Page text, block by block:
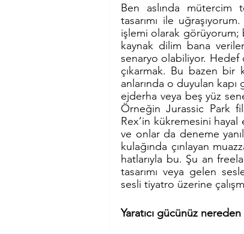
Ben aslında mütercim
tasarımı ile
işlemi olarak görüyorum;
kaynak dilim bana
senaryo olabiliyor. Hedef
çıkarmak. Bu bazen bir
anlarında o duyulan kapı
ejderha veya beş yüz
Örneğin Jurassic Park
Rex’in kükremesini hayal
ve onlar da deneme
kulağında çınlayan
hatlarıyla bu. Şu an
tasarımı veya gelen
sesli tiyatro üzerine
Yaratıcı gücünüz